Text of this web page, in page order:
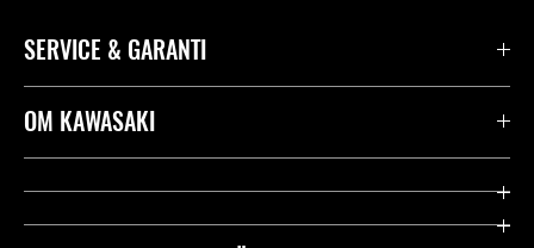
SERVICE & GARANTI
Kontakta oss
Användbara länkar
OM KAWASAKI
Företag